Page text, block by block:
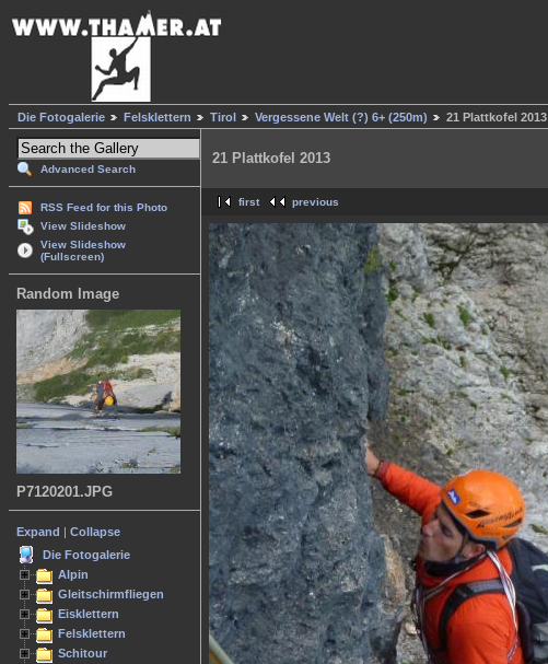
Die Fotogalerie Felsklettern Tirol Vergessene Welt (?) 6+ (250m) 21 Plattkofel 2013
Advanced Search
RSS Feed for this Photo
View Slideshow
View Slideshow
(Fullscreen)
Random Image
P7120201.JPG
Expand
Collapse
Die Fotogalerie
Alpin
Gleitschirmfliegen
Eisklettern
Felsklettern
Schitour
21 Plattkofel 2013
first previous